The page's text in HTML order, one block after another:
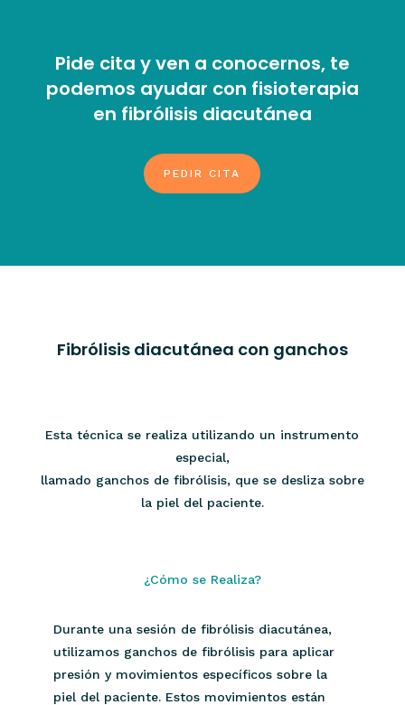
Pide cita y ven a conocernos, te
podemos ayudar con fisioterapia
en fibrólisis diacutánea
PEDIR CITA
Fibrólisis diacutánea con ganchos
Esta técnica se realiza utilizando un instrumento
especial,
llamado ganchos de fibrólisis, que se desliza sobre
la piel del paciente.
¿Cómo se Realiza?
Durante una sesión de fibrólisis diacutánea,
utilizamos ganchos de fibrólisis para aplicar
presión y movimientos específicos sobre la
piel del paciente. Estos movimientos están